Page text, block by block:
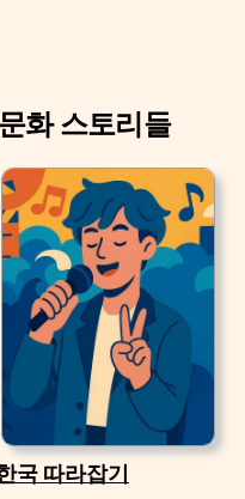
화 스토리들
국 따라잡기